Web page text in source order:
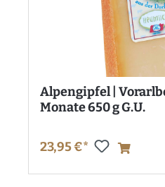
Alpengipfel |
Monate 650 g G.U.
23,95 €*